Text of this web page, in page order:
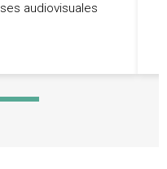
audiovisuales
6 7 8 9